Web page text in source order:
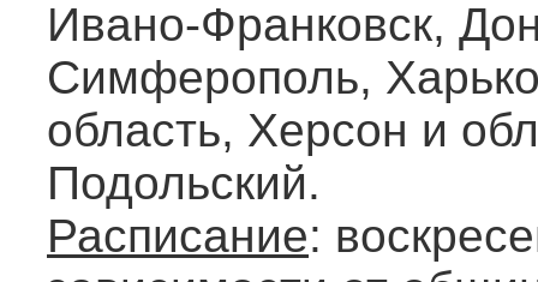
Ивано-Франковск,
Симферополь,
область, Херсон и
Подольский.
Расписание: